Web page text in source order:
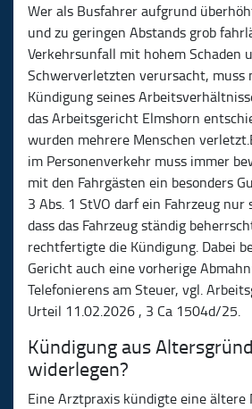
Wer als Busfahrer aufgrund
und zu geringen Abstands grob
Verkehrsunfall mit hohem Schaden
Schwerverletzten verursacht, muss
Kündigung seines
das Arbeitsgericht Elmshorn
wurden mehrere Menschen
im Personenverkehr muss immer
mit den Fahrgästen ein besonders
3 Abs. 1 StVO darf ein Fahrzeug nur
dass das Fahrzeug ständig
rechtfertigte die Kündigung. Dabei
Gericht auch eine vorherige
Telefonierens am Steuer, vgl.
Urteil 11.02.2026 , 3 Ca 1504d/25.
Kündigung aus
widerlegen?
Eine Arztpraxis kündigte eine